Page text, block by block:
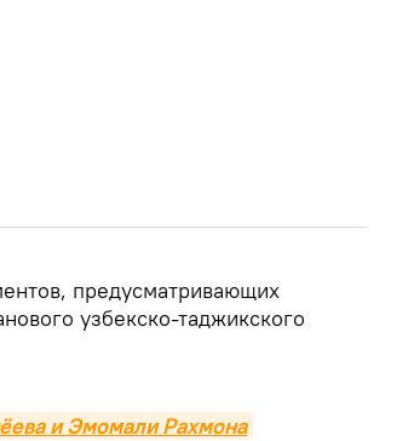
предусматривающих
узбекско-таджикского
и Эмомали Рахмона